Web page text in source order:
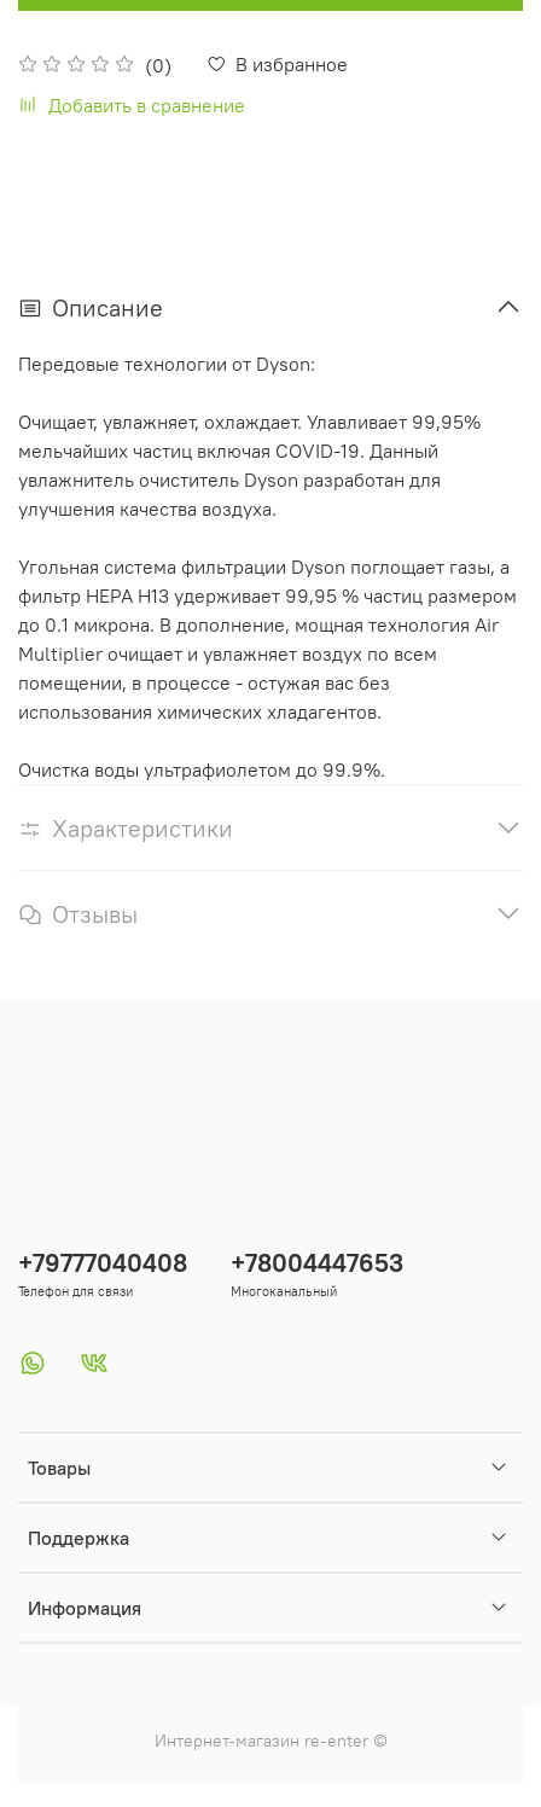
(0)
В избранное
Добавить в сравнение
Описание
Передовые технологии от Dyson:
Очищает, увлажняет, охлаждает. Улавливает 99,95%
мельчайших частиц включая COVID-19. Данный
увлажнитель очиститель Dyson разработан для
улучшения качества воздуха.
Угольная система фильтрации Dyson поглощает газы, а
фильтр HEPA H13 удерживает 99,95 % частиц размером
до 0.1 микрона. В дополнение, мощная технология Air
Multiplier очищает и увлажняет воздух по всем
помещении, в процессе - остужая вас без
использования химических хладагентов.
Очистка воды ультрафиолетом до 99.9%.
Характеристики
Отзывы
Товары
Поддержка
Информация
+79777040408
Телефон для связи
+78004447653
Многоканальный
Интернет-магазин re-enter ©